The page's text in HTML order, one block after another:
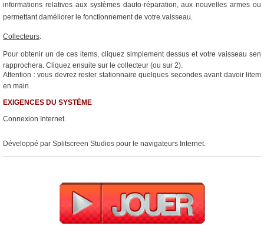
informations relatives aux systèmes dauto-réparation, aux nouvelles armes ou
permettant daméliorer le fonctionnement de votre vaisseau.
Collecteurs:
Pour obtenir un de ces items, cliquez simplement dessus et votre vaisseau sen
rapprochera. Cliquez ensuite sur le collecteur (ou sur 2).
Attention : vous devrez rester stationnaire quelques secondes avant davoir litem
en main.
EXIGENCES DU SYSTÈME
Connexion Internet.
Développé par Splitscreen Studios pour le navigateurs Internet.